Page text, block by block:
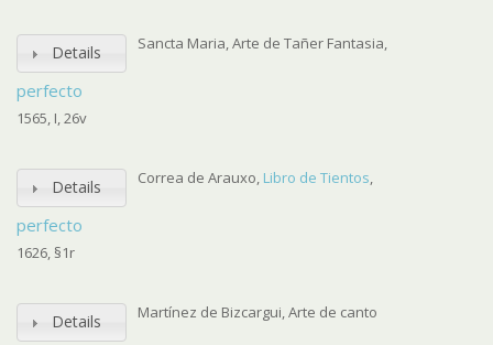
Details
perfecto
Sancta Maria, Arte de Tañer Fantasia,
1565, I, 26v
Details
perfecto
Correa de Arauxo, Libro de Tientos,
1626, §1r
Details Martínez de Bizcargui, Arte de canto